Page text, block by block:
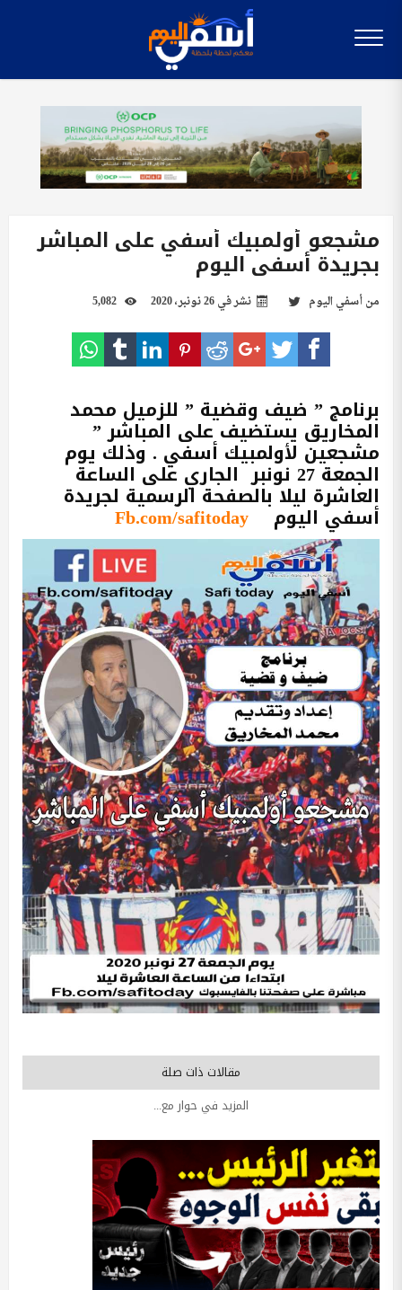
مشجعو أولمبيك أسفي على المباشر
بجريدة أسفي اليوم
منأسفي اليوم نشر في26 نونبر، 2020
برنامج ” ضيف وقضية ” للزميل محمد
المخاريق يستضيف على المباشر ”
مشجعين لأولمبيك أسفي . وذلك يوم
الجمعة 27 نونبر الجاري على الساعة
العاشرة ليلا بالصفحة الرسمية لجريدة
أسفي اليوم Fb.com/safitoday
مقالات ذات صلة
المزيد في حوار مع...